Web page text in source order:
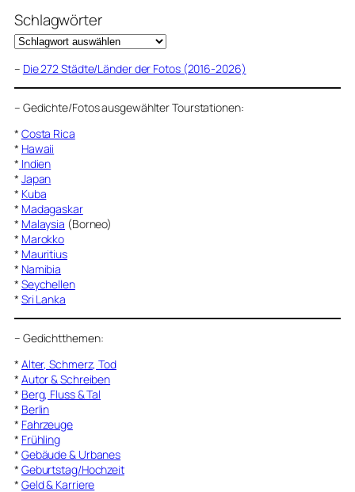
Schlagwörter
– Die 272 Städte/Länder der Fotos (2016-2026)
– Gedichte/Fotos ausgewählter Tourstationen:
* Costa Rica
* Hawaii
* Indien
* Japan
* Kuba
* Madagaskar
* Malaysia (Borneo)
* Marokko
* Mauritius
* Namibia
* Seychellen
* Sri Lanka
– Gedichtthemen:
* Alter, Schmerz, Tod
* Autor & Schreiben
* Berg, Fluss & Tal
* Berlin
* Fahrzeuge
* Frühling
* Gebäude & Urbanes
* Geburtstag/Hochzeit
* Geld & Karriere